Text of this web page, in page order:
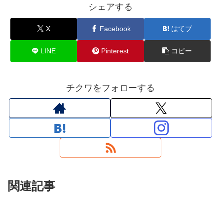
シェアする
X Facebook はてブ
LINE Pinterest コピー
チクワをフォローする
関連記事